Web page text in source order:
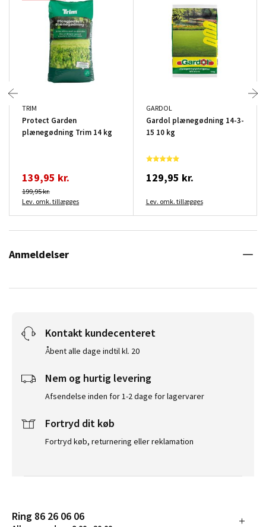
TRIM
Protect Garden
plænegødning Trim 14 kg
139,95 kr.
199,95 kr.
Lev. omk. tillægges
GARDOL
Gardol plænegødning 14-3-
15 10 kg
129,95 kr.
Lev. omk. tillægges
Anmeldelser
Kontakt kundecenteret
Åbent alle dage indtil kl. 20
Nem og hurtig levering
Afsendelse inden for 1-2 dage for lagervarer
Fortryd dit køb
Fortryd køb, returnering eller reklamation
Ring 86 26 06 06